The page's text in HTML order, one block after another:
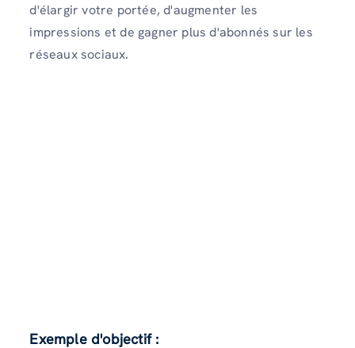
d'élargir votre portée, d'augmenter les
impressions et de gagner plus d'abonnés sur les
réseaux sociaux.
Exemple d'objectif :